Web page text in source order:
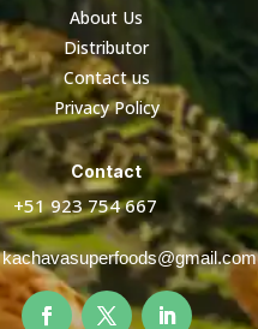
About Us
Distributor
Contact us
Privacy Policy
Contact
+51 923 754 667
kachavasuperfoods@gmail.com